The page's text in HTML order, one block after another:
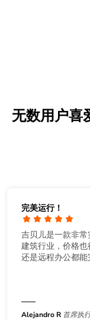
无数用户喜
完美运行！
吉贝儿是一款非
建筑行业，价格
还是远程办公都能
Alejandro R 首席执